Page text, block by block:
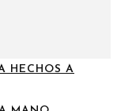
HECHOS A